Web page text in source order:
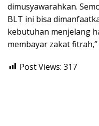
dimusyawarahkan.
BLT ini bisa
kebutuhan menjelang
membayar zakat
Post Views: 317